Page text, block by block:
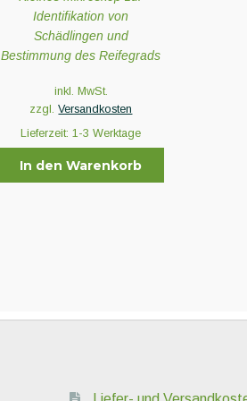
Identifikation von
Schädlingen und
Bestimmung des Reifegrads
inkl. MwSt.
zzgl.Versandkosten
Lieferzeit: 1-3 Werktage
In den Warenkorb